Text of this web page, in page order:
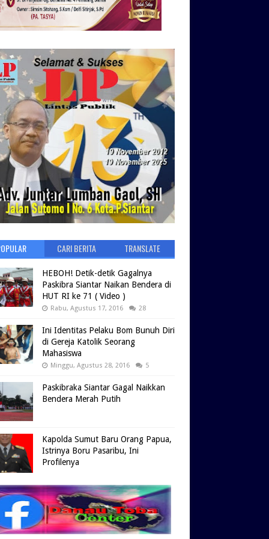
CARI BERITA TRANSLATE
HEBOH! Detik-detik Gagalnya
Paskibra Siantar Naikan Bendera di
HUT RI ke 71 ( Video )
Rabu, Agustus 17, 2016 28
Ini Identitas Pelaku Bom Bunuh Diri
di Gereja Katolik Seorang
Mahasiswa
Minggu, Agustus 28, 2016 5
Paskibraka Siantar Gagal Naikkan
Bendera Merah Putih
Kapolda Sumut Baru Orang Papua,
Istrinya Boru Pasaribu, Ini
Profilenya